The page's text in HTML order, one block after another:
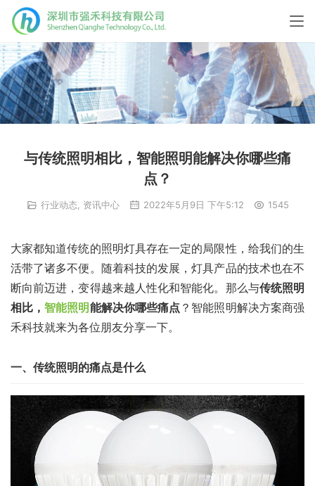
与传统照明相比，智能照明能解决你哪些痛
点？
行业动态 资讯中心 2022年5月9日 下午5:12 1545
大家都知道传统的照明灯具存在一定的局限性，给我们的生
活带了诸多不便。随着科技的发展，灯具产品的技术也在不
断向前迈进，变得越来越人性化和智能化。那么与传统照明
相比，智能照明能解决你哪些痛点 ？智能照明解决方案商强
禾科技就来为各位朋友分享一下。
一、传统照明的痛点是什么